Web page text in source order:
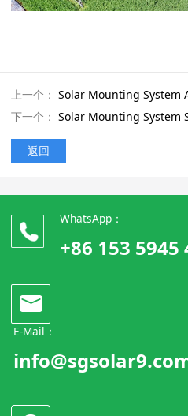
上一个： Solar Mounting System
下一个： Solar Mounting System
返回
WhatsApp：
+86 153 5945
E-Mail：